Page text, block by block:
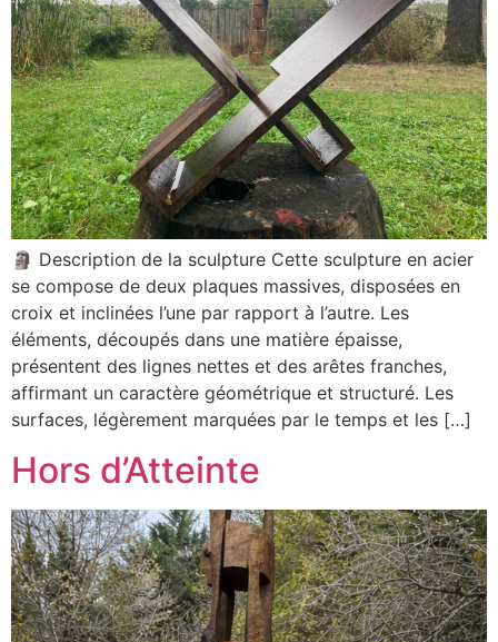
🗿 Description de la sculpture Cette sculpture en acier
se compose de deux plaques massives, disposées en
croix et inclinées l’une par rapport à l’autre. Les
éléments, découpés dans une matière épaisse,
présentent des lignes nettes et des arêtes franches,
affirmant un caractère géométrique et structuré. Les
surfaces, légèrement marquées par le temps et les […]
Hors d’Atteinte